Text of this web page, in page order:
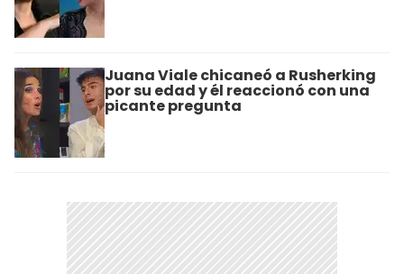
Juana Viale chicaneó a Rusherking
por su edad y él reaccionó con una
picante pregunta